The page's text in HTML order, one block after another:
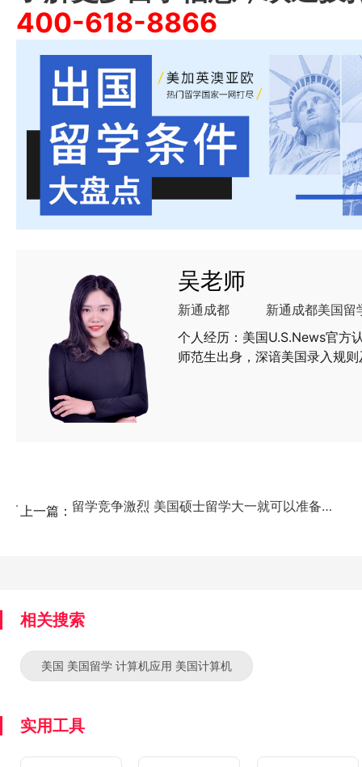
400-618-8866
吴老师
新通成都
新通成都美国留
个人经历：美国U.S.News官方
师范生出身，深谙美国录入规
上一篇： 留学竞争激烈 美国硕士留学大一就可以准备起来...
相关搜索
美国 美国留学 计算机应用 美国计算机
实用工具